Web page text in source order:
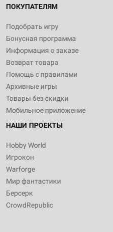
ПОКУПАТЕЛЯМ
Подобрать игру
Бонусная программа
Информация о заказе
Возврат товара
Помощь с правилами
Архивные игры
Товары без скидки
Мобильное приложение
НАШИ ПРОЕКТЫ
Hobby World
Игрокон
Warforge
Мир фантастики
Берсерк
CrowdRepublic